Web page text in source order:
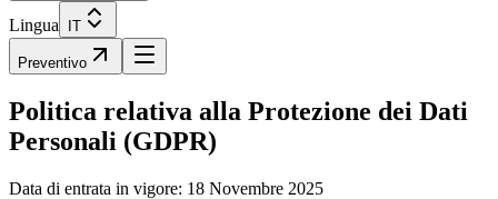
Lingua IT
Preventivo
Politica relativa alla Protezione dei Dati
Personali (GDPR)
Data di entrata in vigore: 18 Novembre 2025